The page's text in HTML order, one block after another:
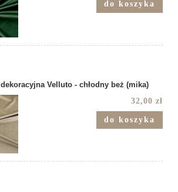
do koszyka
Velluto - chłodny beż (mika)
32,00 zł
do koszyka